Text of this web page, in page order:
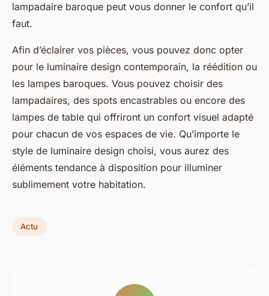
lampadaire baroque peut vous donner le confort qu’il
faut.
Afin d’éclairer vos pièces, vous pouvez donc opter
pour le luminaire design contemporain, la réédition ou
les lampes baroques. Vous pouvez choisir des
lampadaires, des spots encastrables ou encore des
lampes de table qui offriront un confort visuel adapté
pour chacun de vos espaces de vie. Qu’importe le
style de luminaire design choisi, vous aurez des
éléments tendance à disposition pour illuminer
sublimement votre habitation.
Actu